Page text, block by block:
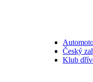
Český
Klub